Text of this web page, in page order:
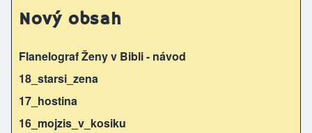
Nový obsah
Flanelograf Ženy v Bibli - návod
18_starsi_zena
17_hostina
16_mojzis_v_kosiku